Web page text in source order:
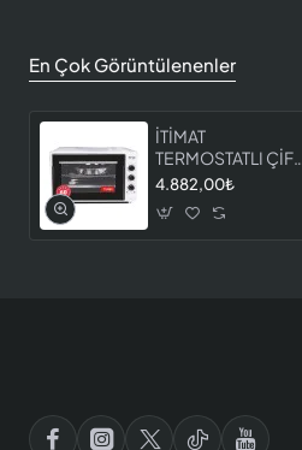
En Çok Görüntülenenler
İTİMAT
TERMOSTATLI ÇİFT
CAMLI FIRIN 8060
4.882,00₺